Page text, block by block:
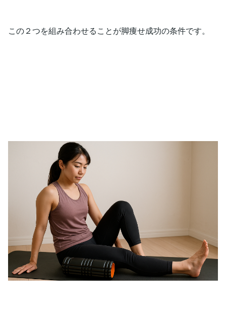
この２つを組み合わせることが脚痩せ成功の条件です。